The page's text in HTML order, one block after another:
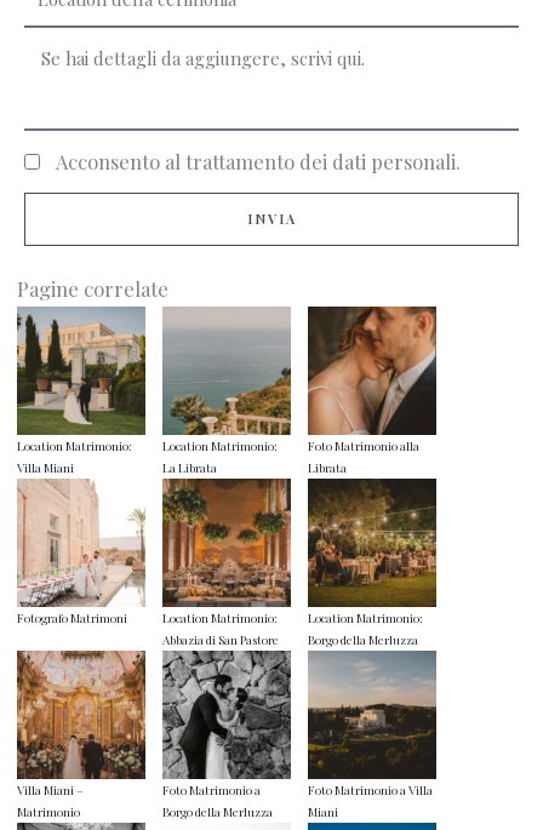
Acconsento al trattamento dei dati personali.
INVIA
Pagine correlate
Location Matrimonio:
Villa Miani
Location Matrimonio:
La Librata
Foto Matrimonio alla
Librata
Fotografo Matrimoni
Location Matrimonio:
Abbazia di San Pastore
Location Matrimonio:
Borgo della Merluzza
Villa Miani –
Matrimonio
Foto Matrimonio a
Borgo della Merluzza
Foto Matrimonio a Villa
Miani